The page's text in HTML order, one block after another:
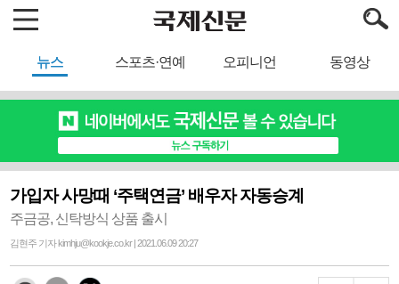
뉴스 스포츠·연예 오피니언 동영상
가입자 사망때 ‘주택연금’ 배우자 자동승계
주금공, 신탁방식 상품 출시
김현주 기자 kimhju@kookje.co.kr | 2021.06.09 20:27